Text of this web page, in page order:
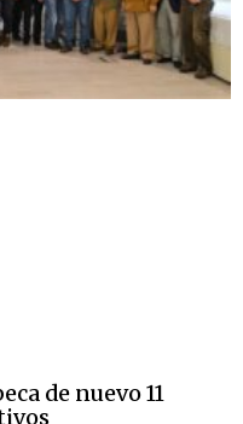
de nuevo 11